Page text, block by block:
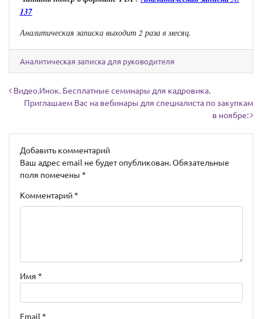
137
Аналитическая записка выходит 2 раза в месяц.
Аналитическая записка для руководителя
Навигация по записям
Видео.Инок. Бесплатные семинары для кадровика.
Приглашаем Вас на вебинары для специалиста по закупкам
в ноябре:
Добавить комментарий
Ваш адрес email не будет опубликован. Обязательные
поля помечены *
Комментарий*
Имя *
Email *